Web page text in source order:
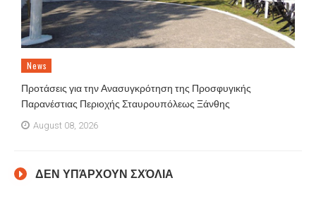
News
Προτάσεις για την Ανασυγκρότηση της Προσφυγικής
Παρανέστιας Περιοχής Σταυρουπόλεως Ξάνθης
August 08, 2026
ΔΕΝ ΥΠΆΡΧΟΥΝ ΣΧΌΛΙΑ